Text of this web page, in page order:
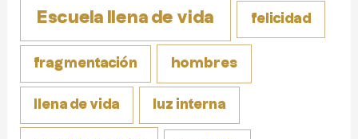
Escuela llena de vida felicidad
fragmentación hombres
llena de vida luz interna